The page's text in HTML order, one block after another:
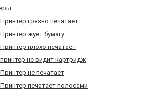
Принтер грязно печатает
Принтер жует бумагу
Принтер плохо печатает
принтер не видит картридж
Принтер не печатает
Принтер печатает полосами